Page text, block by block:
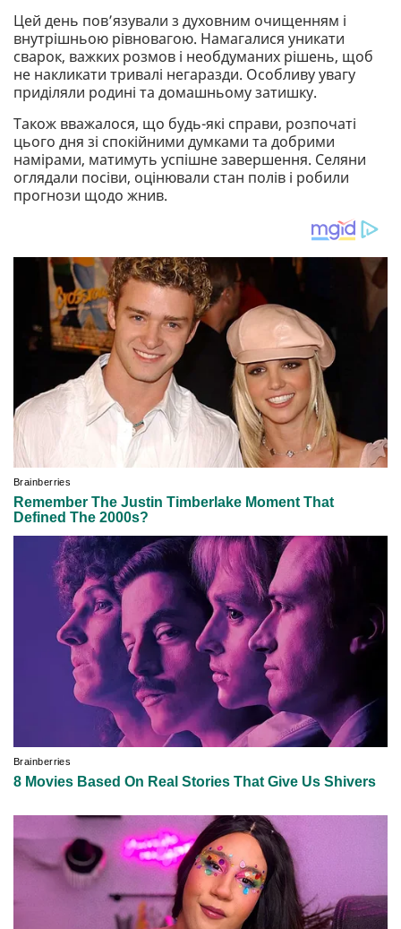
Цей день пов’язували з духовним очищенням і
внутрішньою рівновагою. Намагалися уникати
сварок, важких розмов і необдуманих рішень, щоб
не накликати тривалі негаразди. Особливу увагу
приділяли родині та домашньому затишку.
Також вважалося, що будь-які справи, розпочаті
цього дня зі спокійними думками та добрими
намірами, матимуть успішне завершення. Селяни
оглядали посіви, оцінювали стан полів і робили
прогнози щодо жнив.